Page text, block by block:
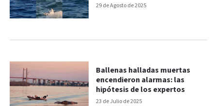
29 de Agosto de 2025
23 de Julio de 2025
Ballenas halladas muertas
encendieron alarmas: las
hipótesis de los expertos